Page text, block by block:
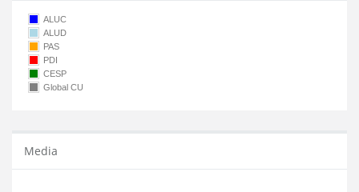
ALUC
ALUD
PAS
PDI
CESP
Global CU
Media